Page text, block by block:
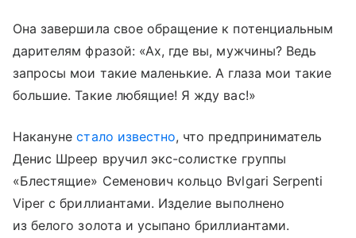
Она завершила свое обращение к потенциальным
дарителям фразой: «Ах, где вы, мужчины? Ведь
запросы мои такие маленькие. А глаза мои такие
большие. Такие любящие! Я жду вас!»
Наканунестало известно, что предприниматель
Денис Шреер вручил экс-солистке группы
«Блестящие» Семенович кольцо Bvlgari Serpenti
Viper с бриллиантами. Изделие выполнено
из белого золота и усыпано бриллиантами.